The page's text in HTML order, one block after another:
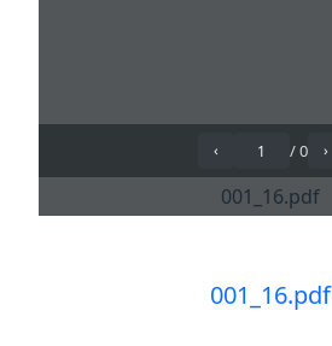
001_16.pdf